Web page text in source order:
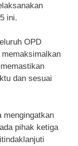
ini.
OPD
dan sesuai
mengingatkan
pihak ketiga